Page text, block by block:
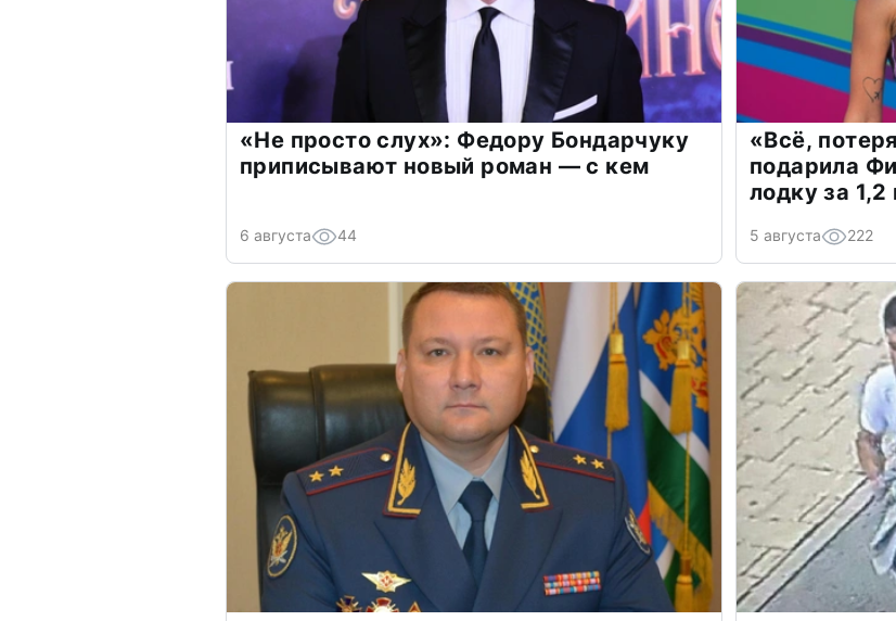
«Не просто слух»: Федору Бондарчуку
приписывают новый роман — с кем
6 августа 44
«Всё,
подарила
лодку за
5 августа 222